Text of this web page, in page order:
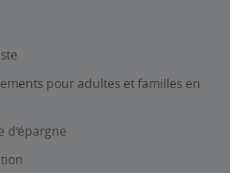
pour adultes et familles en
d’épargne